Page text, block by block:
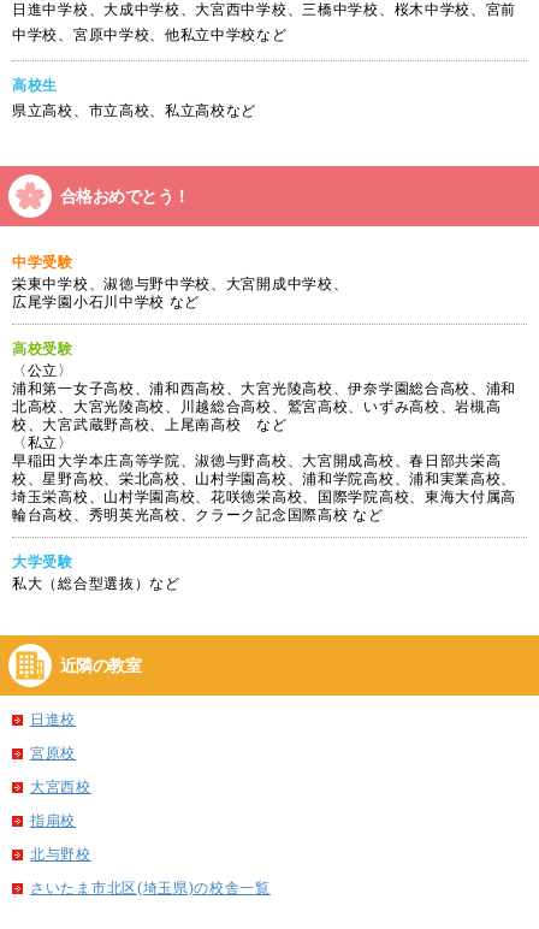
日進中学校、大成中学校、大宮西中学校、三橋中学校、桜木中学校、宮前
中学校、宮原中学校、他私立中学校など
高校生
県立高校、市立高校、私立高校など
合格おめでとう！
中学受験
栄東中学校、淑徳与野中学校、大宮開成中学校、
広尾学園小石川中学校 など
高校受験
〈公立〉
浦和第一女子高校、浦和西高校、大宮光陵高校、伊奈学園総合高校、浦和
北高校、大宮光陵高校、川越総合高校、鷲宮高校、いずみ高校、岩槻高
校、大宮武蔵野高校、上尾南高校 など
〈私立〉
早稲田大学本庄高等学院、淑徳与野高校、大宮開成高校、春日部共栄高
校、星野高校、栄北高校、山村学園高校、浦和学院高校、浦和実業高校、
埼玉栄高校、山村学園高校、花咲徳栄高校、国際学院高校、東海大付属高
輪台高校、秀明英光高校、クラーク記念国際高校 など
大学受験
私大（総合型選抜）など
近隣の教室
日進校
宮原校
大宮西校
指扇校
北与野校
さいたま市北区(埼玉県)の校舎一覧